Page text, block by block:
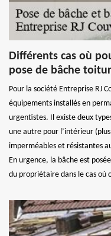
Différents cas où
pose de bâche
Pour la société Entreprise RJ
équipements installés en
urgentistes. Il existe deux
une autre pour l’intérieur
imperméables et résistantes
En urgence, la bâche est
du propriétaire dans le cas où